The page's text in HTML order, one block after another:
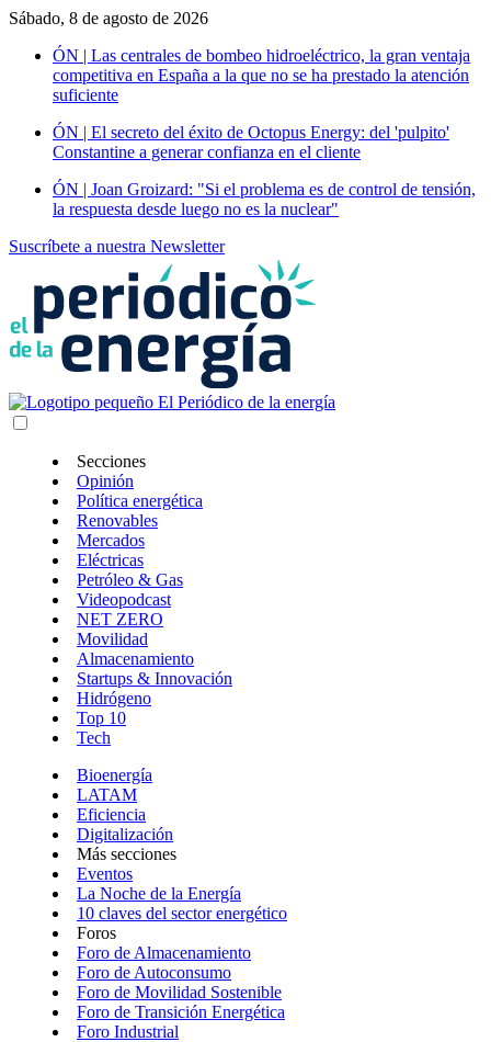
Sábado, 8 de agosto de 2026
ÓN | Las centrales de bombeo hidroeléctrico, la gran ventaja
competitiva en España a la que no se ha prestado la atención
suficiente
ÓN | El secreto del éxito de Octopus Energy: del 'pulpito'
Constantine a generar confianza en el cliente
ÓN | Joan Groizard: "Si el problema es de control de tensión,
la respuesta desde luego no es la nuclear"
Suscríbete a nuestra Newsletter
Secciones
Opinión
Política energética
Renovables
Mercados
Eléctricas
Petróleo & Gas
Videopodcast
NET ZERO
Movilidad
Almacenamiento
Startups & Innovación
Hidrógeno
Top 10
Tech
Bioenergía
LATAM
Eficiencia
Digitalización
Más secciones
Eventos
La Noche de la Energía
10 claves del sector energético
Foros
Foro de Almacenamiento
Foro de Autoconsumo
Foro de Movilidad Sostenible
Foro de Transición Energética
Foro Industrial